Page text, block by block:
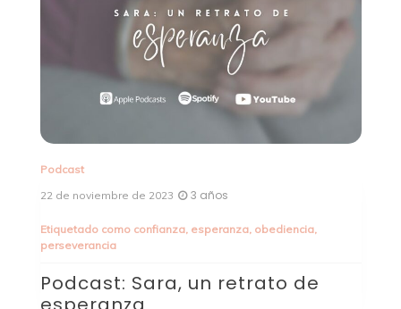
Podcast
22 de noviembre de 2023
3 años
Etiquetado como confianza, esperanza, obediencia,
perseverancia
Podcast: Sara, un retrato de